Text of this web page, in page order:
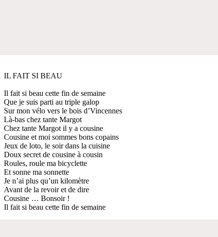
IL FAIT SI BEAU
Il fait si beau cette fin de semaine
Que je suis parti au triple galop
Sur mon vélo vers le bois d’Vincennes
Là-bas chez tante Margot
Chez tante Margot il y a cousine
Cousine et moi sommes bons copains
Jeux de loto, le soir dans la cuisine
Doux secret de cousine à cousin
Roules, roule ma bicyclette
Et sonne ma sonnette
Je n’ai plus qu’un kilomètre
Avant de la revoir et de dire
Cousine … Bonsoir !
Il fait si beau cette fin de semaine